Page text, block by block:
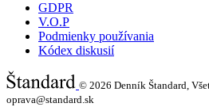
GDPR
V.O.P
Podmienky používania
Kódex diskusií
© 2026 Denník Štandard,
oprava@standard.sk